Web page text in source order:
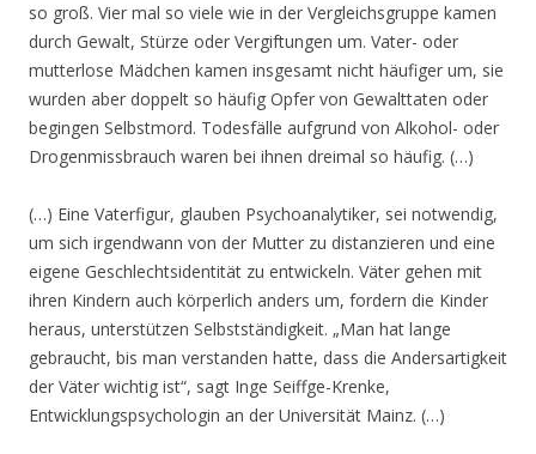
so groß. Vier mal so viele wie in der Vergleichsgruppe kamen
durch Gewalt, Stürze oder Vergiftungen um. Vater- oder
mutterlose Mädchen kamen insgesamt nicht häufiger um, sie
wurden aber doppelt so häufig Opfer von Gewalttaten oder
begingen Selbstmord. Todesfälle aufgrund von Alkohol- oder
Drogenmissbrauch waren bei ihnen dreimal so häufig. (…)
(…) Eine Vaterfigur, glauben Psychoanalytiker, sei notwendig,
um sich irgendwann von der Mutter zu distanzieren und eine
eigene Geschlechtsidentität zu entwickeln. Väter gehen mit
ihren Kindern auch körperlich anders um, fordern die Kinder
heraus, unterstützen Selbstständigkeit. „Man hat lange
gebraucht, bis man verstanden hatte, dass die Andersartigkeit
der Väter wichtig ist“, sagt Inge Seiffge-Krenke,
Entwicklungspsychologin an der Universität Mainz. (…)